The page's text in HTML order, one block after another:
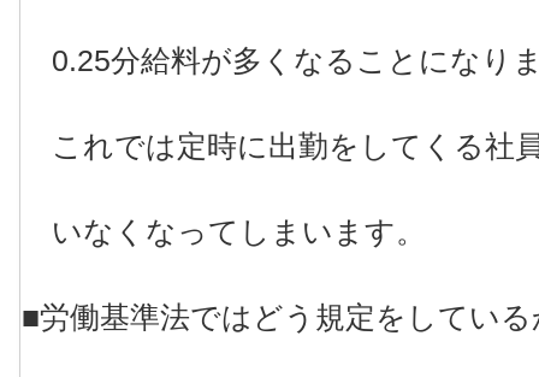
0.25分給料が多くなることになり
これでは定時に出勤をしてくる社
いなくなってしまいます。
■労働基準法ではどう規定をしてい